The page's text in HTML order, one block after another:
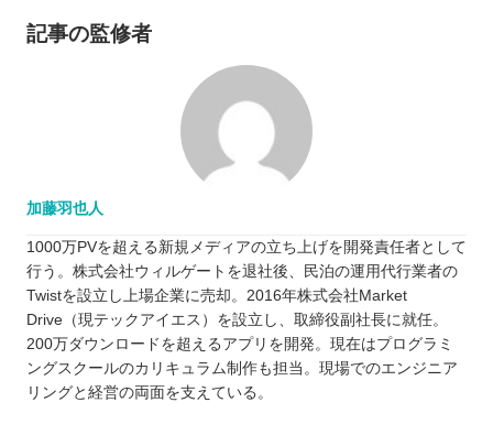
記事の監修者
加藤羽也人
1000万PVを超える新規メディアの立ち上げを開発責任者として
行う。株式会社ウィルゲートを退社後、民泊の運用代行業者の
Twistを設立し上場企業に売却。2016年株式会社Market
Drive（現テックアイエス）を設立し、取締役副社長に就任。
200万ダウンロードを超えるアプリを開発。現在はプログラミ
ングスクールのカリキュラム制作も担当。現場でのエンジニア
リングと経営の両面を支えている。